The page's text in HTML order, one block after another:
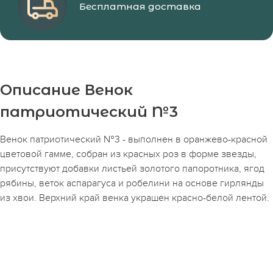
Бесплатная доставка
Описание Венок
патриотический №3
Венок патриотический №3 - выполнен в оранжево-красной
цветовой гамме, собран из красных роз в форме звезды,
присутствуют добавки листьей золотого папоротника, ягод
рябины, веток аспарагуса и робелини на основе гирлянды
из хвои. Верхний край венка украшен красно-белой лентой.